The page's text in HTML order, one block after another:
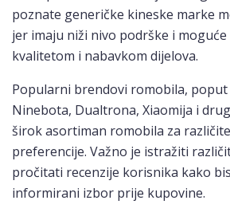
poznate generičke kineske marke
jer imaju niži nivo podrške i
kvalitetom i nabavkom dijelova.
Popularni brendovi romobila, poput
Ninebota, Dualtrona, Xiaomija i
širok asortiman romobila za
preferencije. Važno je istražiti
pročitati recenzije korisnika kako
informirani izbor prije kupovine.